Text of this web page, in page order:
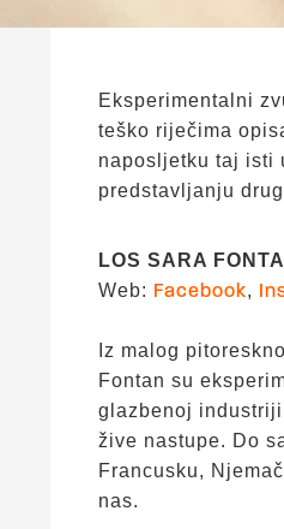
Eksperimentalni
teško riječima
naposljetku taj isti
predstavljanju
LOS SARA
Web: Facebook,
Iz malog
Fontan su
glazbenoj
žive nastupe. Do
Francusku,
nas.